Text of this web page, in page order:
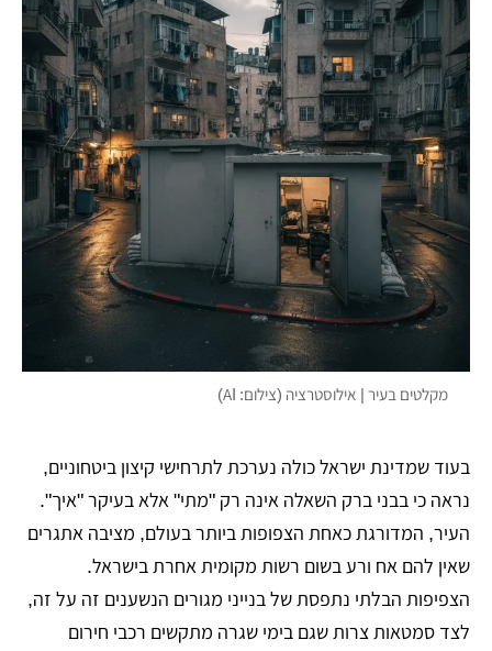
מקלטים בעיר | אילוסטרציה (צילום: AI)
בעוד שמדינת ישראל כולה נערכת לתרחישי קיצון ביטחוניים,
נראה כי בבני ברק השאלה אינה רק "מתי" אלא בעיקר "איך".
העיר, המדורגת כאחת הצפופות ביותר בעולם, מציבה אתגרים
שאין להם אח ורע בשום רשות מקומית אחרת בישראל.
הצפיפות הבלתי נתפסת של בנייני מגורים הנשענים זה על זה,
לצד סמטאות צרות שגם בימי שגרה מתקשים רכבי חירום